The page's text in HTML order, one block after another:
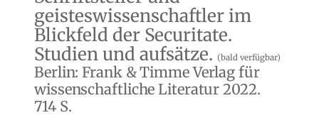
geisteswissenschaftler im
Blickfeld der Securitate.
Studien und aufsätze. (bald verfügbar)
Berlin: Frank & Timme Verlag für
wissenschaftliche Literatur 2022.
714 S.